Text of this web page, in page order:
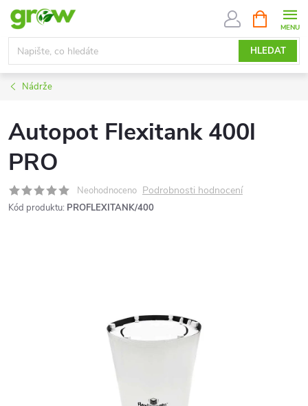
Přejít
obsah
HLEDAT
NÁKUPNÍ
KOŠÍK
Nádrže
Autopot Flexitank 400l
PRO
Neohodnoceno Podrobnosti hodnocení
Kód produktu: PROFLEXITANK/400